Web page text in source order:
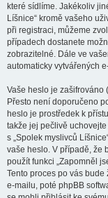
které sídlíme. Jakékoliv
Líšnice“ kromě vašeho
při registraci, můžeme
případech dostanete
zobrazitelné. Dále ve
automaticky vytvářených
Vaše heslo je zašifrováno
Přesto není doporučeno
heslo je prostředek k
takže jej pečlivě
s „Spolek myslivců
vaše heslo. V případě, že
použít funkci „Zapomněl
Tento proces po vás
e-mailu, poté phpBB